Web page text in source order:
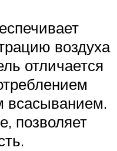
воздуха
отличается
всасыванием.
позволяет